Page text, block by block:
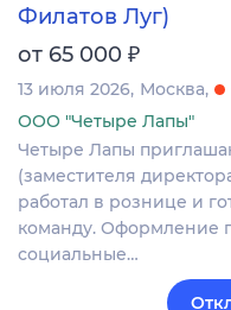
Филатов Луг)
от 65 000 ₽
13 июля 2026 Москва
ООО "Четыре Лапы"
Четыре Лапы
(заместителя
работал в рознице и
команду. Оформление
социальные…